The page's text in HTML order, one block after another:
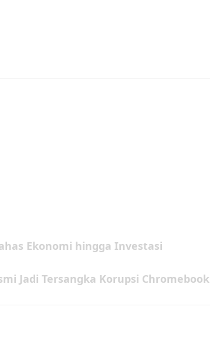
Ekonomi hingga Investasi
Jadi Tersangka Korupsi Chromebook